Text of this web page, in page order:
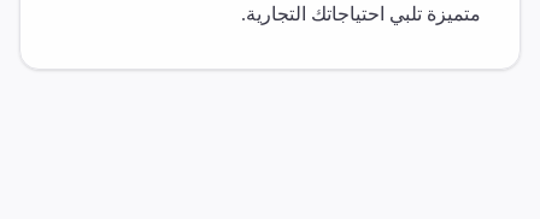
متميزة تلبي احتياجاتك التجارية.